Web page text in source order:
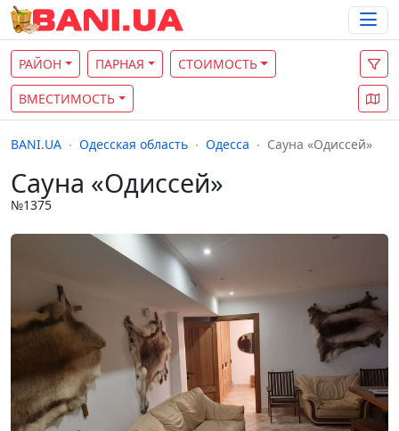
РАЙОН ПАРНАЯ СТОИМОСТЬ
ВМЕСТИМОСТЬ
BANI.UA Одесская область Одесса Сауна «Одиссей»
Сауна «Одиссей»
№1375